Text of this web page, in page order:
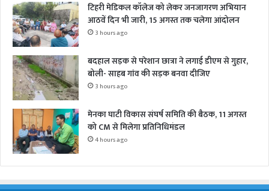
टिहरी मेडिकल कॉलेज को लेकर जनजागरण अभियान
आठवें दिन भी जारी, 15 अगस्त तक चलेगा आंदोलन
3 hours ago
बदहाल सड़क से परेशान छात्रा ने लगाई डीएम से गुहार,
बोली- साहब गांव की सड़क बनवा दीजिए
3 hours ago
मेनका घाटी विकास संघर्ष समिति की बैठक, 11 अगस्त
को CM से मिलेगा प्रतिनिधिमंडल
4 hours ago